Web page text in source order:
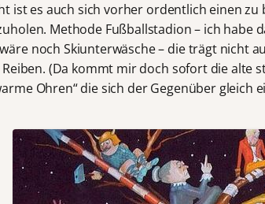
ist es auch sich vorher ordentlich einen
Methode Fußballstadion – ich habe
noch Skiunterwäsche – die trägt nicht
(Da kommt mir doch sofort die alte
Ohren“ die sich der Gegenüber gleich